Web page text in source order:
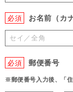
必須 お名前（カ
必須 郵便番号
※郵便番号入力後、「